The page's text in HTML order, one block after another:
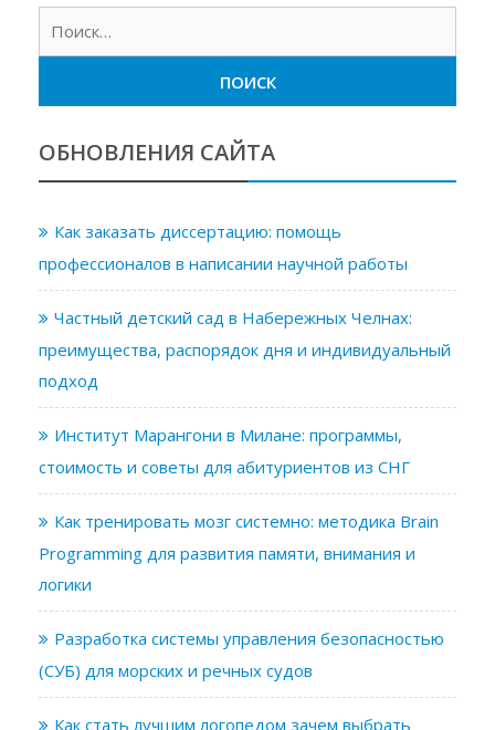
ОБНОВЛЕНИЯ САЙТА
Как заказать диссертацию: помощь
профессионалов в написании научной работы
Частный детский сад в Набережных Челнах:
преимущества, распорядок дня и индивидуальный
подход
Институт Марангони в Милане: программы,
стоимость и советы для абитуриентов из СНГ
Как тренировать мозг системно: методика Brain
Programming для развития памяти, внимания и
логики
Разработка системы управления безопасностью
(СУБ) для морских и речных судов
Как стать лучшим логопедом зачем выбрать